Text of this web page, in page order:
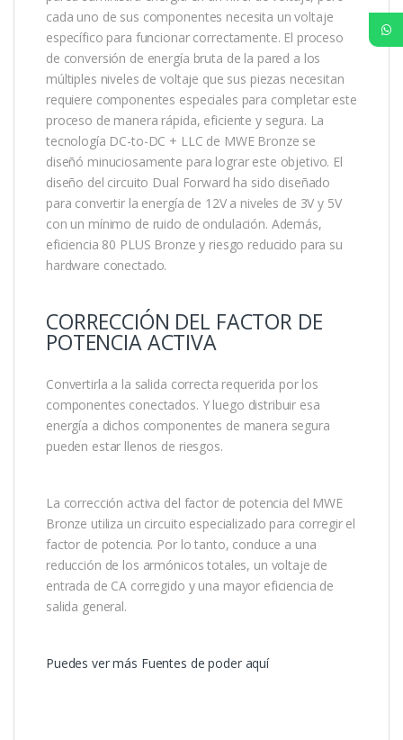
cada uno de sus componentes necesita un voltaje
específico para funcionar correctamente. El proceso
de conversión de energía bruta de la pared a los
múltiples niveles de voltaje que sus piezas necesitan
requiere componentes especiales para completar este
proceso de manera rápida, eficiente y segura. La
tecnología DC-to-DC + LLC de MWE Bronze se
diseñó minuciosamente para lograr este objetivo. El
diseño del circuito Dual Forward ha sido diseñado
para convertir la energía de 12V a niveles de 3V y 5V
con un mínimo de ruido de ondulación. Además,
eficiencia 80 PLUS Bronze y riesgo reducido para su
hardware conectado.
CORRECCIÓN DEL FACTOR DE
POTENCIA ACTIVA
Convertirla a la salida correcta requerida por los
componentes conectados. Y luego distribuir esa
energía a dichos componentes de manera segura
pueden estar llenos de riesgos.
La corrección activa del factor de potencia del MWE
Bronze utiliza un circuito especializado para corregir el
factor de potencia. Por lo tanto, conduce a una
reducción de los armónicos totales, un voltaje de
entrada de CA corregido y una mayor eficiencia de
salida general.
Puedes ver más Fuentes de poder aquí